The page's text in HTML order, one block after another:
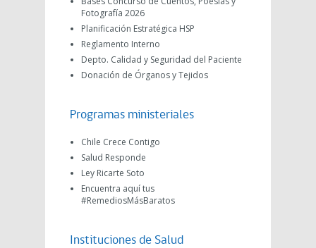
Fotografía 2026
Planificación Estratégica HSP
Reglamento Interno
Depto. Calidad y Seguridad del Paciente
Donación de Órganos y Tejidos
Programas ministeriales
Chile Crece Contigo
Salud Responde
Ley Ricarte Soto
Encuentra aquí tus
#RemediosMásBaratos
Instituciones de Salud